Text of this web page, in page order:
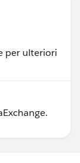
per ulteriori